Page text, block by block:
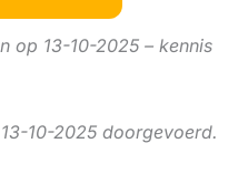
op 13-10-2025 – kennis
10-2025 doorgevoerd.